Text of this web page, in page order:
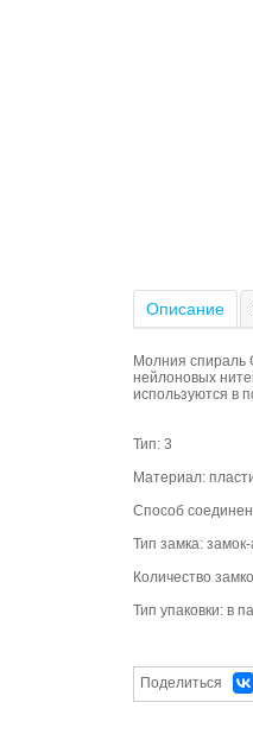
Описание
Молния спираль
нейлоновых
используются в
Тип: 3
Материал:
Способ
Тип замка:
Количество
Тип упаковки: в
Поделиться